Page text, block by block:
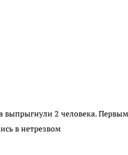
выпрыгнули 2 человека. Первым
в нетрезвом